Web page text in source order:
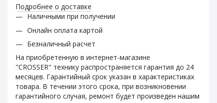
Подробнее о доставке
Наличными при получении
Онлайн оплата картой
Безналичный расчет
На приобретенную в интернет-магазине
"CROSSER" технику распространяется гарантия до 24
месяцев. Гарантийный срок указан в характеристиках
товара. В течении этого срока, при возникновении
гарантийного случая, ремонт будет произведен нашим